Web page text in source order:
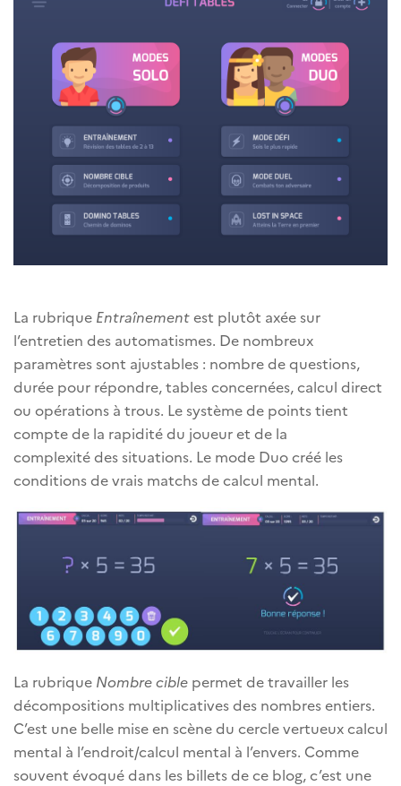
La rubrique Entraînementest plutôt axée sur
l’entretien des automatismes. De nombreux
paramètres sont ajustables : nombre de questions,
durée pour répondre, tables concernées, calcul direct
ou opérations à trous. Le système de points tient
compte de la rapidité du joueur et de la
complexité des situations. Le mode Duo créé les
conditions de vrais matchs de calcul mental.
La rubrique Nombre cible permet de travailler les
décompositions multiplicatives des nombres entiers.
C’est une belle mise en scène du cercle vertueux calcul
mental à l’endroit/calcul mental à l’envers. Comme
souvent évoqué dans les billets de ce blog, c’est une